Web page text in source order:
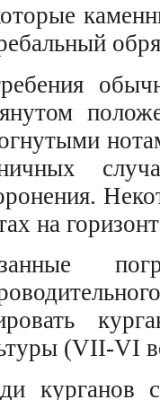
на
(VII-VI
курганов